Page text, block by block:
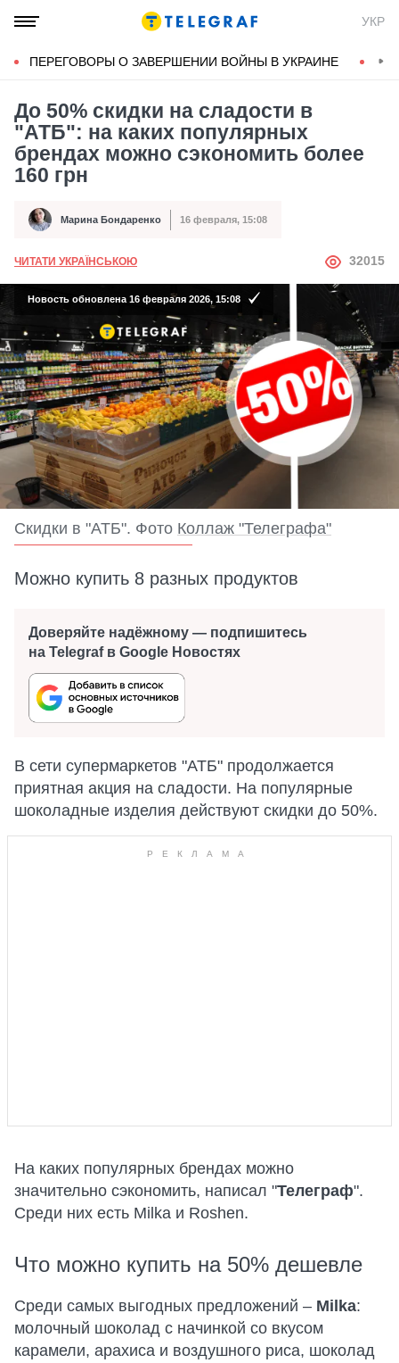
УКР
ПЕРЕГОВОРЫ О ЗАВЕРШЕНИИ ВОЙНЫ В УКРАИНЕ
До 50% скидки на сладости в
"АТБ": на каких популярных
брендах можно сэкономить более
160 грн
Автор Марина Бондаренко
Дата публикации 16 февраля, 15:08
ЧИТАТИ УКРАЇНСЬКОЮ АВТОР
32015
Новость обновлена 16 февраля 2026, 15:08
Скидки в "АТБ". Фото Коллаж "Телеграфа"
Можно купить 8 разных продуктов
Доверяйте надёжному — подпишитесь
на Telegraf в Google Новостях
В сети супермаркетов "АТБ" продолжается
приятная акция на сладости. На популярные
шоколадные изделия действуют скидки до 50%.
На каких популярных брендах можно
значительно сэкономить, написал "Телеграф".
Среди них есть Milka и Roshen.
Что можно купить на 50% дешевле
Среди самых выгодных предложений – Milka:
молочный шоколад с начинкой со вкусом
карамели, арахиса и воздушного риса, шоколад